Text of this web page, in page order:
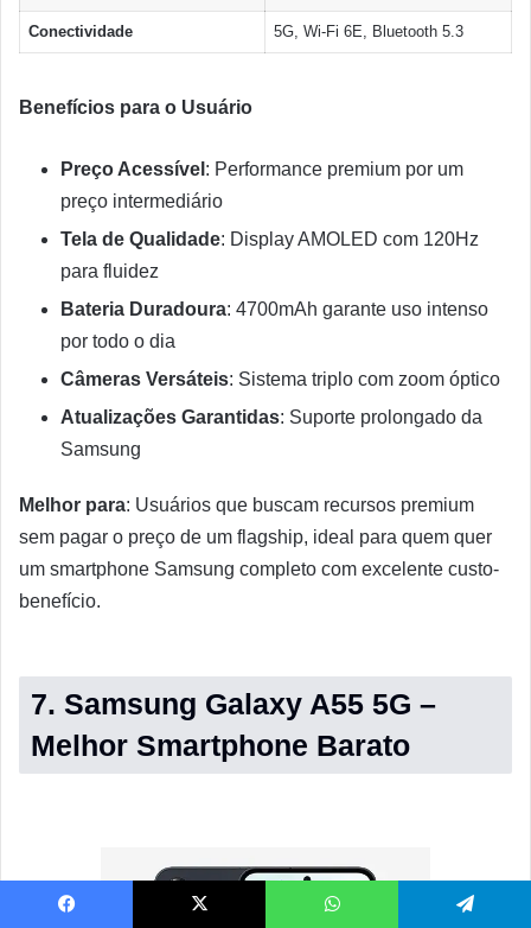
Conectividade 5G, Wi-Fi 6E, Bluetooth 5.3
Benefícios para o Usuário
Preço Acessível : Performance premium por um
preço intermediário
Tela de Qualidade: Display AMOLED com 120Hz
para fluidez
Bateria Duradoura: 4700mAh garante uso intenso
por todo o dia
Câmeras Versáteis: Sistema triplo com zoom óptico
Atualizações Garantidas: Suporte prolongado da
Samsung
Melhor para: Usuários que buscam recursos premium
sem pagar o preço de um flagship, ideal para quem quer
um smartphone Samsung completo com excelente custo-
benefício.
7. Samsung Galaxy A55 5G –
Melhor Smartphone Barato